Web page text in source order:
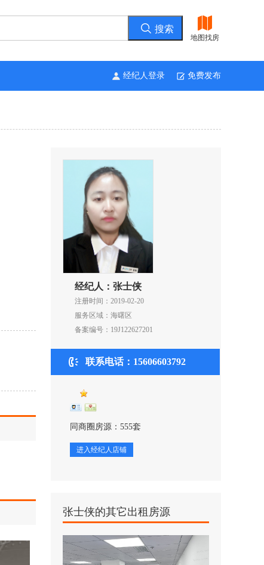
地图找房
经纪人登录 免费发布
经纪人：张士侠
注册时间：2019-02-20
服务区域：海曙区
备案编号：19J122627201
联系电话：15606603792
同商圈房源：555套
进入经纪人店铺
张士侠的其它出租房源